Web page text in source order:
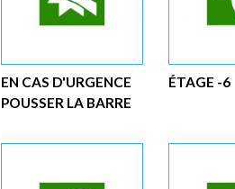
EN CAS D'URGENCE
POUSSER LA BARRE
ÉTAGE -6